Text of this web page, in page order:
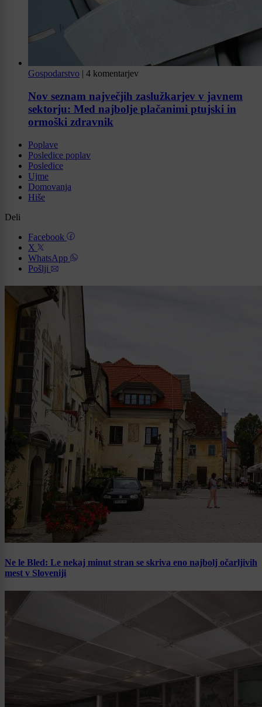
Gospodarstvo | 4 komentarjev
Nov seznam največjih zaslužkarjev v javnem
sektorju: Med najbolje plačanimi ptujski in
ormoški zdravnik
Poplave
Posledice poplav
Posledice
Ujme
Domovanja
Hiše
Deli
Facebook
X
WhatsApp
Pošlji
Ne le Bled: Le nekaj minut stran se skriva eno najbolj očarljivih
mest v Sloveniji